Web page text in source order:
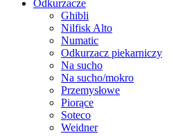
Odkurzacze
Ghibli
Nilfisk Alto
Numatic
Odkurzacz piekarniczy
Na sucho
Na sucho/mokro
Przemysłowe
Piorące
Soteco
Weidner